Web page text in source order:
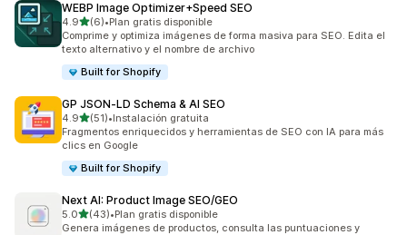
WEBP Image Optimizer+Speed SEO
4.9de 5 estrellas
(6)
6 reseñas en total
•Plan gratis disponible
Comprime y optimiza imágenes de forma masiva para SEO. Edita el
texto alternativo y el nombre de archivo
Built for Shopify
GP JSON‑LD Schema & AI SEO
4.9de 5 estrellas
(51)
51 reseñas en total
•Instalación gratuita
Fragmentos enriquecidos y herramientas de SEO con IA para más
clics en Google
Built for Shopify
Next AI: Product Image SEO/GEO
5.0de 5 estrellas
(43)
43 reseñas en total
•Plan gratis disponible
Genera imágenes de productos, consulta las puntuaciones y